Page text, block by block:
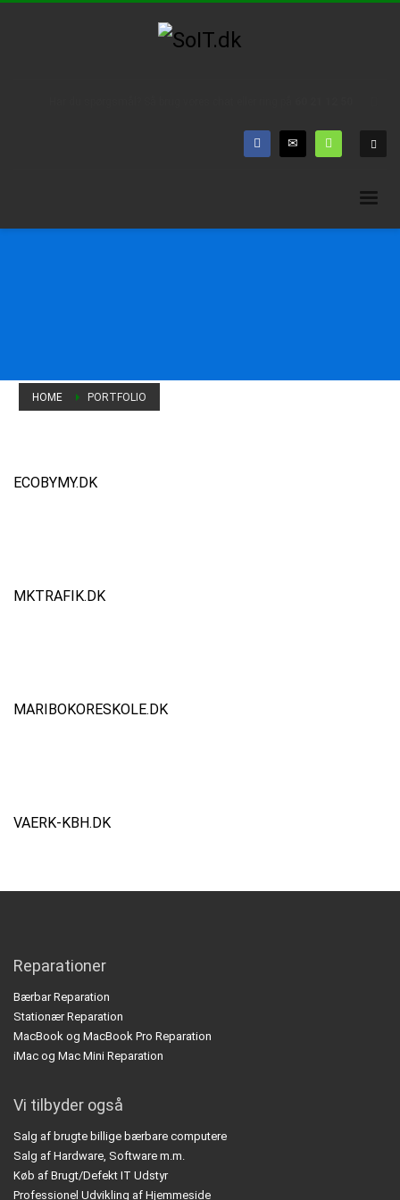
HOME PORTFOLIO
ECOBYMY.DK
MKTRAFIK.DK
MARIBOKORESKOLE.DK
VAERK-KBH.DK
Reparationer
Bærbar Reparation
Stationær Reparation
MacBook og MacBook Pro Reparation
iMac og Mac Mini Reparation
Vi tilbyder også
Salg af brugte billige bærbare computere
Salg af Hardware, Software m.m.
Køb af Brugt/Defekt IT Udstyr
Professionel Udvikling af Hjemmeside